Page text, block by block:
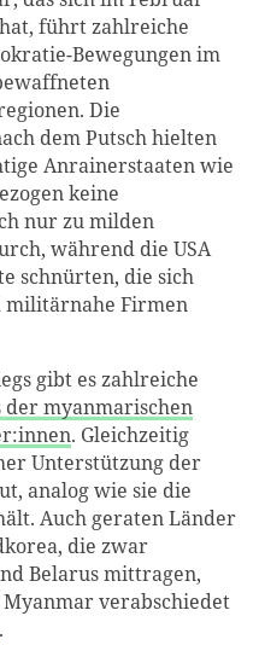
führt zahlreiche
Bewegungen im
Die
dem Putsch hielten
Anrainerstaaten wie
keine
nur zu milden
während die USA
schnürten, die sich
militärnahe Firmen
gibt es zahlreiche
der myanmarischen
. Gleichzeitig
Unterstützung der
analog wie sie die
Auch geraten Länder
die zwar
Belarus mittragen,
verabschiedet
.